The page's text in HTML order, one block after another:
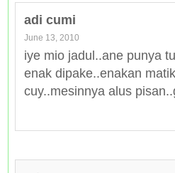
adi cumi
June 13, 2010
iye mio jadul..ane punya
enak dipake..enakan
cuy..mesinnya alus